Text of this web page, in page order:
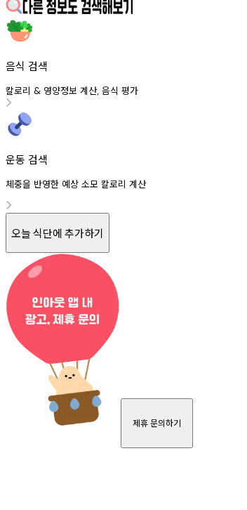
음식 검색
칼로리 & 영양정보 계산, 음식 평가
운동 검색
체중을 반영한 예상 소모 칼로리 계산
오늘 식단에 추가하기
제휴 문의하기